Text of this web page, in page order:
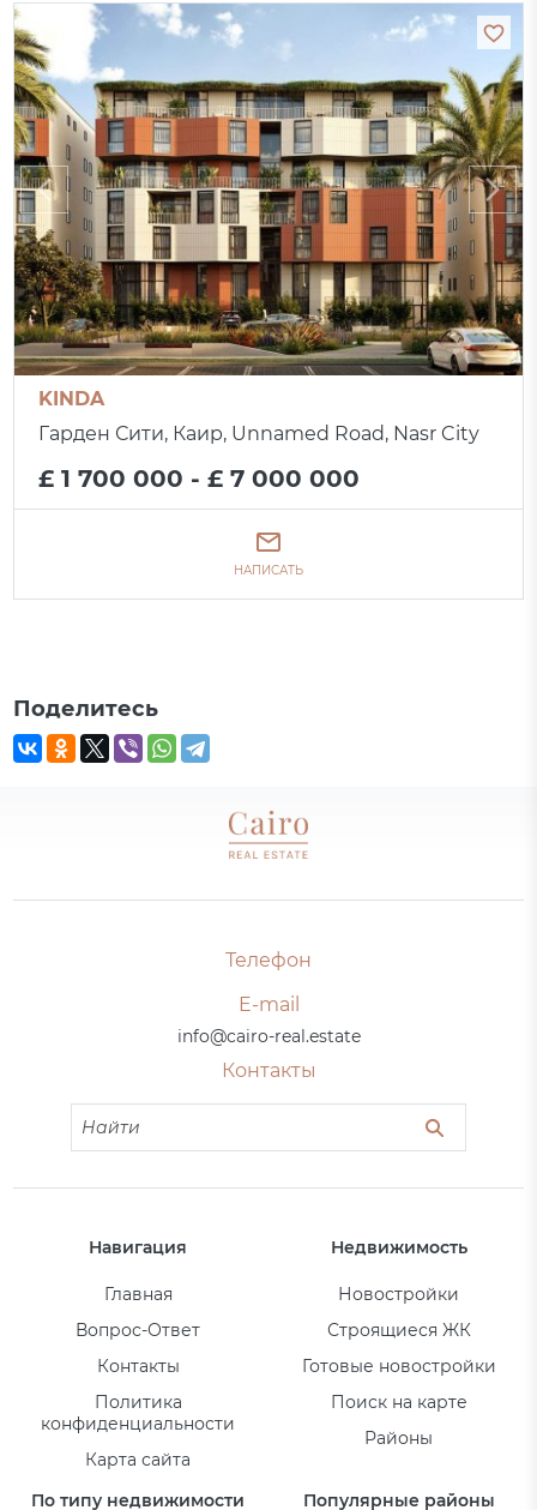
KINDA
Гарден Сити, Каир, Unnamed Road, Nasr City
£ 1 700 000 - £ 7 000 000
НАПИСАТЬ
Поделитесь
Телефон
E-mail
info@cairo-real.estate
Контакты
Навигация
Главная
Вопрос-Ответ
Контакты
Политика
конфиденциальности
Карта сайта
Недвижимость
Новостройки
Строящиеся ЖК
Готовые новостройки
Поиск на карте
Районы
По типу недвижимости Популярные районы